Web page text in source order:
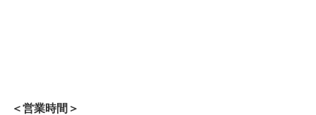
＜営業時間＞